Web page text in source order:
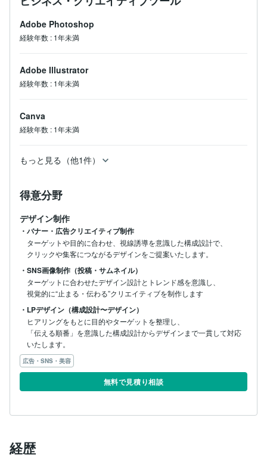
Adobe Photoshop
経験年数 : 1年未満
Adobe Illustrator
経験年数 : 1年未満
Canva
経験年数 : 1年未満
もっと見る（他1件）
得意分野
デザイン制作
・バナー・広告クリエイティブ制作
ターゲットや目的に合わせ、視線誘導を意識した構成設計で、
クリックや集客につながるデザインをご提案いたします。
・SNS画像制作（投稿・サムネイル）
ターゲットに合わせたデザイン設計とトレンド感を意識し、
視覚的に“止まる・伝わる”クリエイティブを制作します
・LPデザイン（構成設計〜デザイン）
ヒアリングをもとに目的やターゲットを整理し、
「伝える順番」を意識した構成設計からデザインまで一貫して対応
いたします。
広告・SNS・美容
無料で見積り相談
経歴